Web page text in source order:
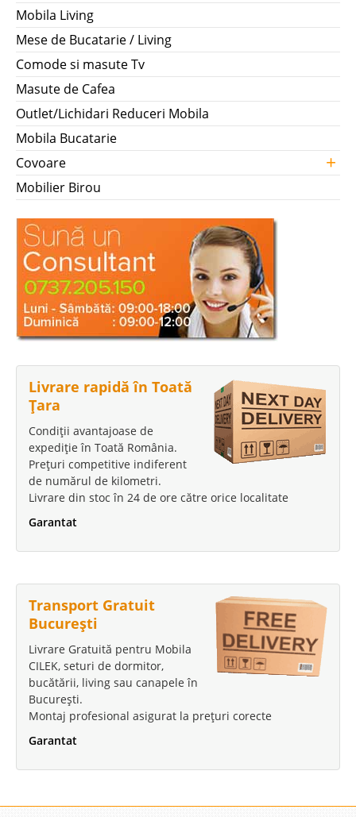
Mobila Living
Mese de Bucatarie / Living
Comode si masute Tv
Masute de Cafea
Outlet/Lichidari Reduceri Mobila
Mobila Bucatarie
Covoare
+
Mobilier Birou
Livrare rapidă în Toată
Țara
Condiții avantajoase de
expediție în Toată România.
Prețuri competitive indiferent
de numărul de kilometri.
Livrare din stoc în 24 de ore către orice localitate
Garantat
Transport Gratuit
București
Livrare Gratuită pentru Mobila
CILEK, seturi de dormitor,
bucătării, living sau canapele în
București.
Montaj profesional asigurat la prețuri corecte
Garantat